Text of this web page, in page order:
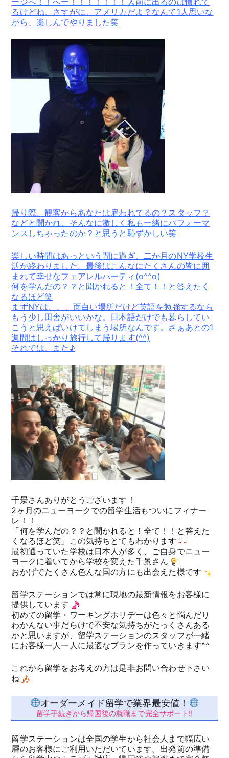
るけどね、さすがに、アメリカだよ？なんて1人思いな
がら、楽しんでやりました笑
帰り際、観客からあなたは雇われてるの？スタッフ？
などと聞かれ、そんなに激しく私も一緒にパフォーマ
ンスしちゃったのか？と思うと恥ずかしい笑
楽しい時間はあっという間に過ぎ、二か月のNY学校生
活が終わりました。最後はこんなにたくさんの皆に囲
まれて幸せなフェアレルパーティ(o^^o)
何を学んだの？？と聞かれると！全て！！と答えたく
なるほど笑
まずNYは、、、面白い場所だけど英語を勉強するなら
もう少し田舎がいいかな。日本語だけでも暮らしてい
こうと思えばいけてしまう場所なんです。さぁあとの1
週間はしっかり旅行して帰ります(^^)
それでは、また♪
千景さんありがとうございます！
2ヶ月のニューヨークでの留学生活もついにフィナー
レ！！
「何を学んだの？？と聞かれると！全て！！と答えた
くなるほど笑」この気持ちとてもわかります
最初通っていた学校は日本人が多く、ご自身でニュー
ヨークに着いてから学校を変えた千景さん
おかげでたくさん色んな国の方にも出会えた様です
留学ステーションでは常に現地の最新情報をお客様に
提供しています
初めての留学・ワーキングホリデーは色々と悩んだり
わかんない事だらけで不安な気持ちがたっくさんある
かと思いますが、留学ステーションのスタッフが一緒
にお客様一人一人に最適なプランを作っていきます^^
これから留学をお考えの方は是非お問い合わせ下さい
ね
オーダーメイド留学で業界最安値！
留学手続きから帰国後の就職まで完全サポート!!
留学ステーションは全国の学生から社会人まで幅広い
層のお客様にご利用いただいています。出発前の準備